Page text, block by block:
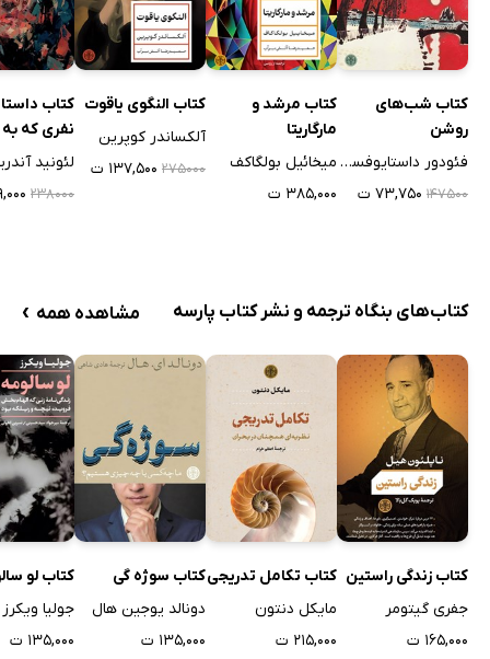
کتاب شب‌های
روشن
فئودور داستایوفسکی
۱۴۷۵۰۰ ۷۳,۷۵۰ ت
کتاب مرشد و
مارگاریتا
میخائیل بولگاکف
۳۸۵,۰۰۰ ت
کتاب النگوی یاقوت
آلکساندر کوپرین
۲۷۵۰۰۰ ۱۳۷,۵۰۰ ت
کتاب
نفری که به
آویخته
لئونید
۲۳۸۰۰۰
کتاب‌های بنگاه ترجمه و نشر کتاب پارسه مشاهده همه ›
کتاب زندگی راستین
جفری گیتومر
۱۶۵,۰۰۰ ت
کتاب تکامل تدریجی
مایکل دنتون
۲۱۵,۰۰۰ ت
کتاب سوژه گی
دونالد یوجین هال
۱۳۵,۰۰۰ ت
کتاب لو
جولیا ویکرز
۱۳۵,۰۰۰ ت